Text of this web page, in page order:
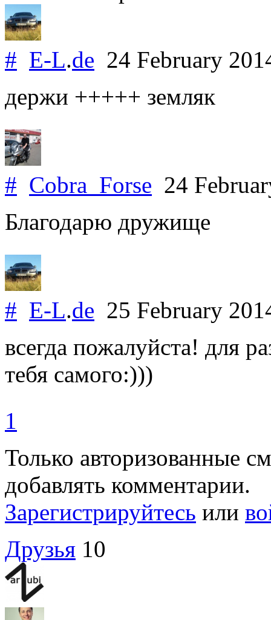
# E-L.de 24 February
держи +++++ земляк
# Cobra_Forse 24
Благодарю дружище
# E-L.de 25 February
всегда пожалуйста! для
тебя самого:)))
1
Только авторизованные
добавлять комментарии.
Зарегистрируйтесь или
Друзья 10